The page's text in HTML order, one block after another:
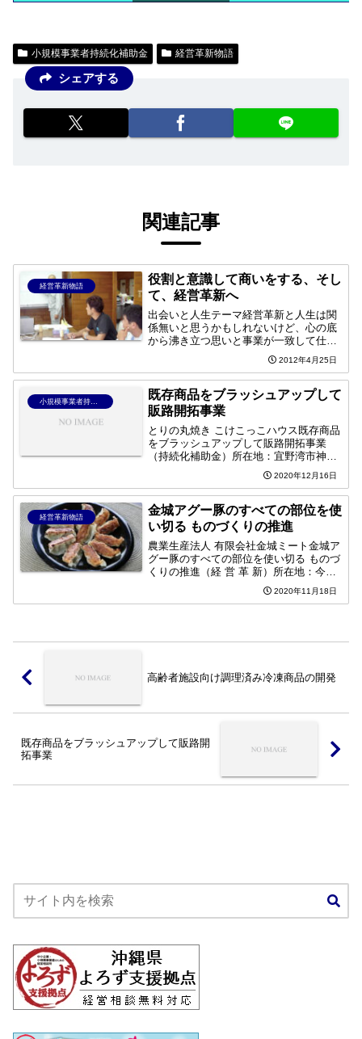
小規模事業者持続化補助金 経営革新物語
シェアする
関連記事
経営革新物語
役割と意識して商いをする、そし
て、経営革新へ
出会いと人生テーマ経営革新と人生は関
係無いと思うかもしれないけど、心の底
から沸き立つ思いと事業が一致して仕事
ができたら、ドキドキ！ワクワク！して
人生として楽しまないと損だと思いま
す。
2012年4月25日
既存商品をブラッシュアップして
販路開拓事業
とりの丸焼き こけこっこハウス既存商品
をブラッシュアップして販路開拓事業
（持続化補助金）所在地：宜野湾市神山
1-3-7代表者：池原 利枝子業 種：料理
品小売業設 立：昭和58 年電 話：098-
892-1600課 題とりの丸焼き 、チキン
カ...
2020年12月16日
経営革新物語
金城アグー豚のすべての部位を使
い切る ものづくりの推進
農業生産法人 有限会社金城ミート金城ア
グー豚のすべての部位を使い切る ものづ
くりの推進（経 営 革 新）所在地：今帰
仁村字謝名 128 番地代表者：代表取締役
高安 高治業 種：冷凍食品製造、卸売り
2020年11月18日
高齢者施設向け調理済み冷凍商品の開発
既存商品をブラッシュアップして販路開
拓事業